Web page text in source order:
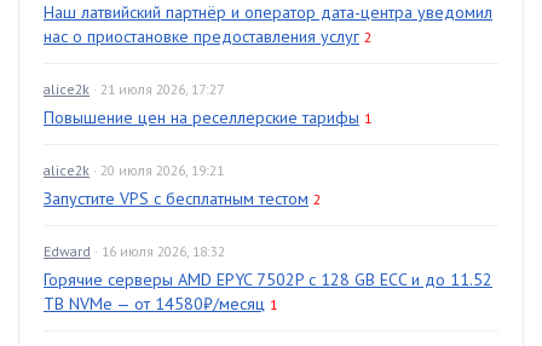
Наш латвийский партнёр и оператор дата-центра уведомил
нас о приостановке предоставления услуг 2
alice2k · 21 июля 2026, 17:27
Повышение цен на реселлерские тарифы 1
alice2k · 20 июля 2026, 19:21
Запустите VPS с бесплатным тестом 2
Edward · 16 июля 2026, 18:32
Горячие серверы AMD EPYC 7502P с 128 GB ECC и до 11.52
TB NVMe — от 14580₽/месяц 1